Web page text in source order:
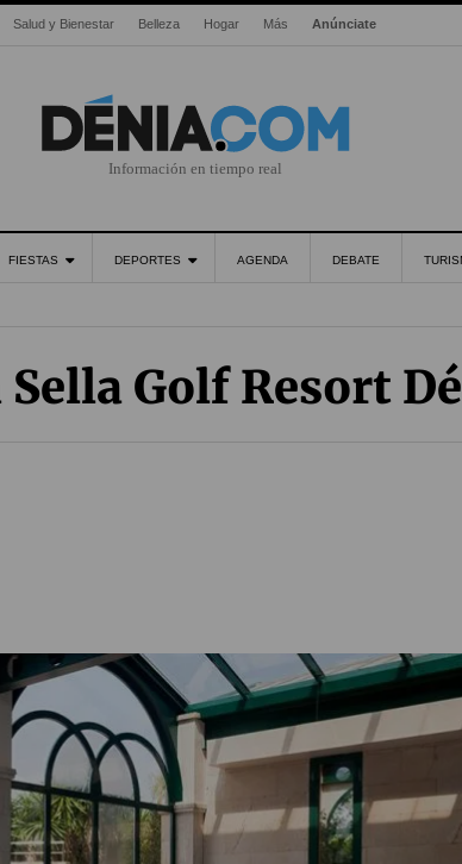
Salud y Bienestar Belleza Hogar Más Anúnciate
Información en tiempo real
FIESTAS DEPORTES AGENDA DEBATE
Sella Golf Resort